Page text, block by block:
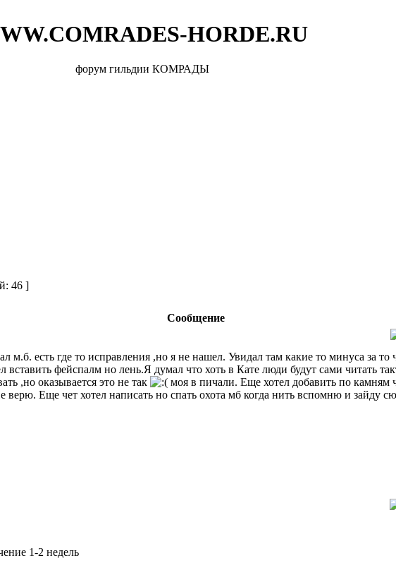
HORDE.RU
форум гильдии КОМРАДЫ
46 ]
Сообщение
м.б. есть где то исправления ,но я не нашел. Увидал там какие то минуса за то
вставить фейспалм но лень.Я думал что хоть в Кате люди будут сами читать
,но оказывается это не так
моя в пичали. Еще хотел добавить по
Еще чет хотел написать но спать охота мб когда нить вспомню и зайду
1-2 недель